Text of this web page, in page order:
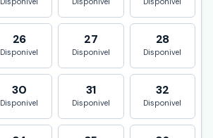
26
Disponivel
27
Disponivel
28
Disponivel
30
Disponivel
31
Disponivel
32
Disponivel